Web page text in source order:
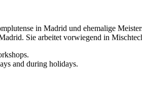
in Madrid und ehemalige
Sie arbeitet vorwiegend in
and during holidays.